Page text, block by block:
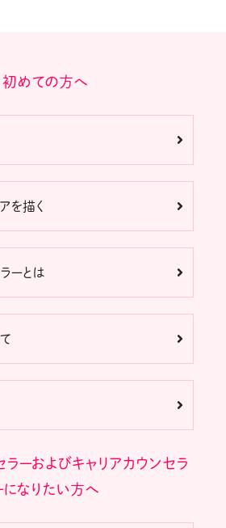
初めての方へ
を描く
ーとは
ラーおよびキャリアカウンセラ
になりたい方へ